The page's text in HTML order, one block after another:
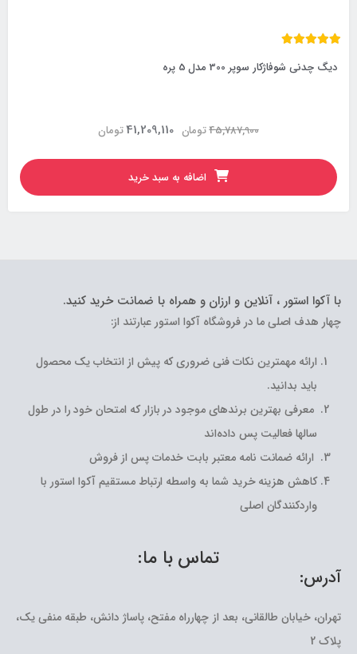
دیگ چدنی شوفاژکار سوپر 300 مدل 5 پره
تومان45,787,900 تومان41,209,110
اضافه به سبد خرید
با آکوا استور ، آنلاین و ارزان و همراه با ضمانت خرید کنید.
چهار هدف اصلی ما در فروشگاه آکوا استور عبارتند از:
ارائه مهمترین نکات فنی ضروری که پیش از انتخاب یک محصول
باید بدانید.
معرفی بهترین برندهای موجود در بازار که امتحان خود را در طول
سالها فعالیت پس داده‌اند
ارائه ضمانت نامه معتبر بابت خدمات پس از فروش
کاهش هزینه خرید شما به واسطه ارتباط مستقیم آکوا استور با
واردکنندگان اصلی
تماس با ما:
آدرس:
تهران، خیابان طالقانی، بعد از چهارراه مفتح، پاساژ دانش، طبقه منفی یک،
پلاک 2